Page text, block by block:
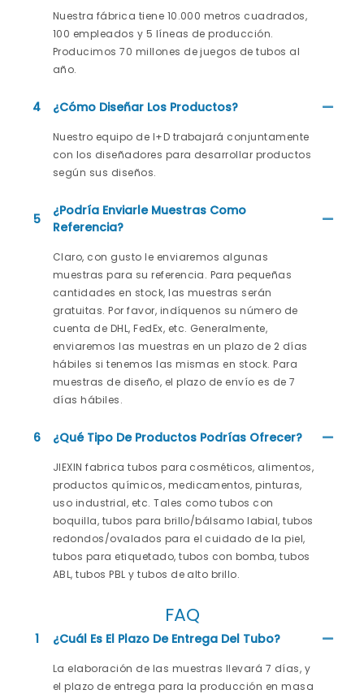
Nuestra fábrica tiene 10.000 metros cuadrados,
100 empleados y 5 líneas de producción.
Producimos 70 millones de juegos de tubos al
año.
4 ¿Cómo Diseñar Los Productos?
Nuestro equipo de I+D trabajará conjuntamente
con los diseñadores para desarrollar productos
según sus diseños.
5
¿Podría Enviarle Muestras Como
Referencia?
Claro, con gusto le enviaremos algunas
muestras para su referencia. Para pequeñas
cantidades en stock, las muestras serán
gratuitas. Por favor, indíquenos su número de
cuenta de DHL, FedEx, etc. Generalmente,
enviaremos las muestras en un plazo de 2 días
hábiles si tenemos las mismas en stock. Para
muestras de diseño, el plazo de envío es de 7
días hábiles.
6 ¿Qué Tipo De Productos Podrías Ofrecer?
JIEXIN fabrica tubos para cosméticos, alimentos,
productos químicos, medicamentos, pinturas,
uso industrial, etc. Tales como tubos con
boquilla, tubos para brillo/bálsamo labial, tubos
redondos/ovalados para el cuidado de la piel,
tubos para etiquetado, tubos con bomba, tubos
ABL, tubos PBL y tubos de alto brillo.
FAQ
1 ¿Cuál Es El Plazo De Entrega Del Tubo?
La elaboración de las muestras llevará 7 días, y
el plazo de entrega para la producción en masa